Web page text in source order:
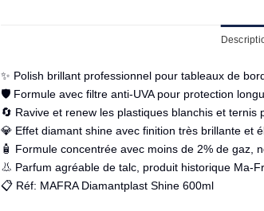
✨ Polish brillant professionnel pour tableaux de
🛡️ Formule avec filtre anti-UVA pour protection
🔄 Ravive et renew les plastiques blanchis et ternis
💎 Effet diamant shine avec finition très brillante et
🧴 Formule concentrée avec moins de 2% de gaz,
👃 Parfum agréable de talc, produit historique Ma-
📋 Réf: MAFRA Diamantplast Shine 600ml